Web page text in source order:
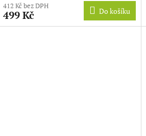
412 Kč bez DPH
499 Kč Do košíku